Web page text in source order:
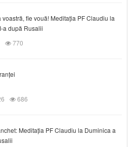
voastră, fie vouă! Meditația PF Claudiu la
a după Rusalii
770
686
Meditația PF Claudiu la Duminica a